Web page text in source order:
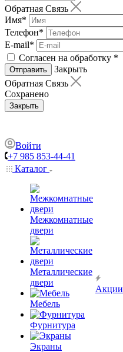
Обратная Связь
Имя*
Телефон*
E-mail*
Согласен на обработку *
Отправить
Закрыть
Обратная Связь
Сохранено
Закрыть
Войти
+7 985 853-44-41
Каталог
Межкомнатные
двери
Металлические
двери
Мебель
Фурнитура
Экраны
Акции